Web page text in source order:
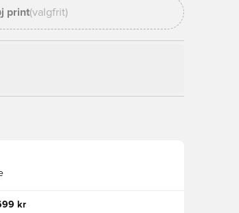
print(valgfrit)
kr